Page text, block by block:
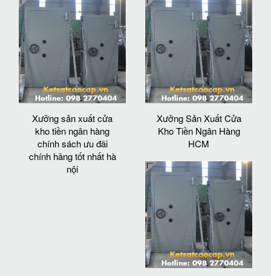
Xưởng sản xuất cửa
kho tiền ngân hàng
chính sách ưu đãi
chính hãng tốt nhất hà
nội
Xưởng Sản Xuất Cửa
Kho Tiền Ngân Hàng
HCM